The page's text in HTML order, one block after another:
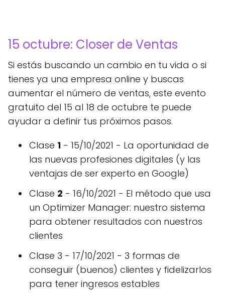
15 octubre: Closer de Ventas
Si estás buscando un cambio en tu vida o si
tienes ya una empresa online y buscas
aumentar el número de ventas, este evento
gratuito del 15 al 18 de octubre te puede
ayudar a definir tus próximos pasos.
Clase 1 - 15/10/2021 - La oportunidad de
las nuevas profesiones digitales (y las
ventajas de ser experto en Google)
Clase 2 - 16/10/2021 - El método que usa
un Optimizer Manager: nuestro sistema
para obtener resultados con nuestros
clientes
Clase 3 - 17/10/2021 - 3 formas de
conseguir (buenos) clientes y fidelizarlos
para tener ingresos estables